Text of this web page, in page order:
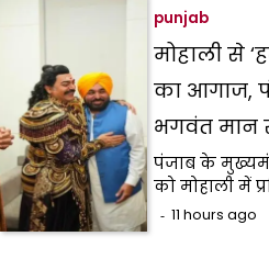
punjab
मोहाली से
का आगाज,
भगवंत मान
पंजाब के
को मोहाली में
11 hours ago